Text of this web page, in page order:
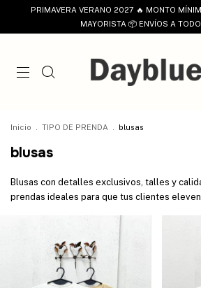
PRIMAVERA VERANO 2027 🔥 MONTO
MAYORISTA 📦 ENVÍOS A
Inicio TIPO DE PRENDA blusas
blusas
Blusas con detalles exclusivos, talles y
prendas ideales para que tus clientes